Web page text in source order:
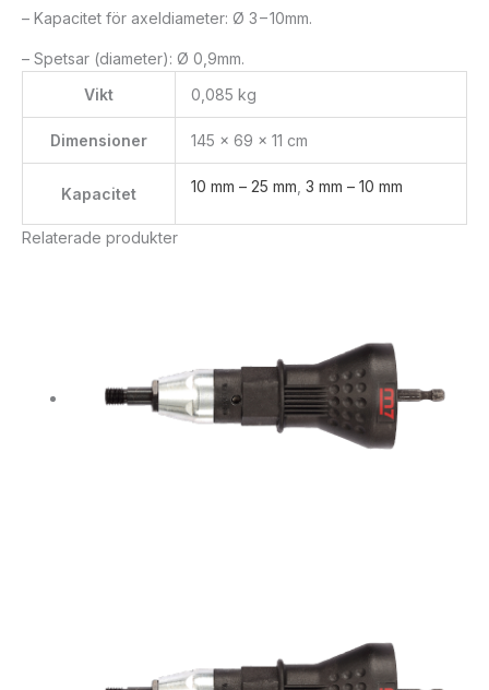
– Kapacitet för axeldiameter: Ø 3 – 10mm.
– Spetsar (diameter): Ø 0,9mm.
Vikt
0,085 kg
Dimensioner 145 × 69 × 11 cm
Kapacitet 10 mm – 25 mm 3 mm – 10 mm
Relaterade produkter